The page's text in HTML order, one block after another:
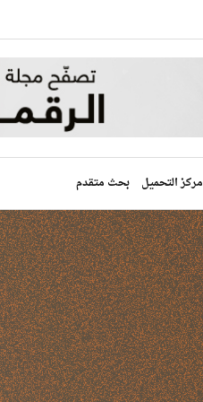
مركز التحميل بحث متقدم